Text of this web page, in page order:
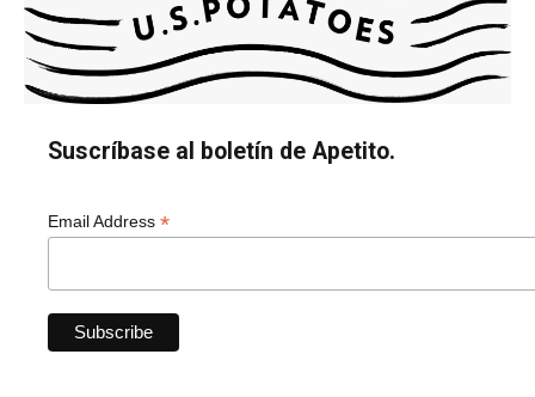
Suscríbase al boletín de Apetito.
Email Address *